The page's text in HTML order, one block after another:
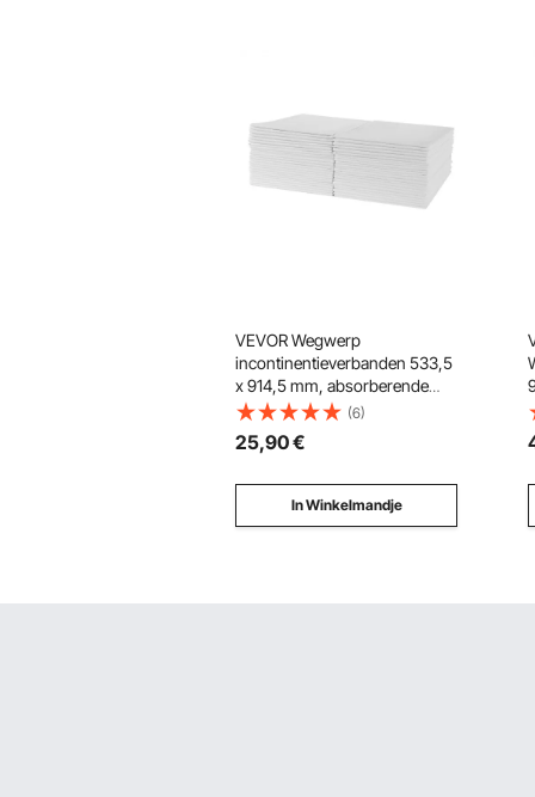
VEVOR Wegwerp
incontinentieverbanden 533,5
x 914,5 mm, absorberende
Chux-verbanden met 5-laags
bescherming voor bed, bank
en matras, voor huisdieren,
senioren (verpakking van 48
stuks)
(6)
25,90€
In Winkelmandje